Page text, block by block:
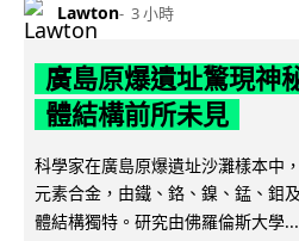
Lawton 3 小時
廣島原爆遺址驚現神
體結構前所未見
科學家在廣島原爆遺址沙灘樣本中
元素合金，由鐵、鉻、鎳、錳、鉬
體結構獨特。研究由佛羅倫斯大學...